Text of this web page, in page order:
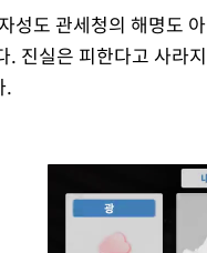
성도 관세청의 해명도
. 진실은 피한다고 사라
.